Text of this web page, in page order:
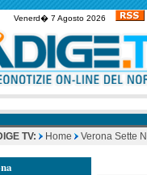
Venerd� 7 Agosto 2026
TV: Home Verona Sette